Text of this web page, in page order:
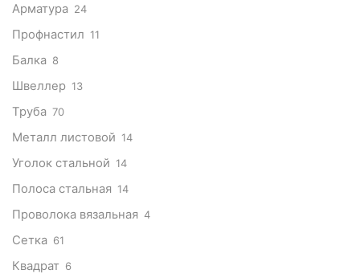
Арматура 24
Профнастил 11
Балка 8
Швеллер 13
Труба 70
Металл листовой 14
Уголок стальной 14
Полоса стальная 14
Проволока вязальная 4
Сетка 61
Квадрат 6